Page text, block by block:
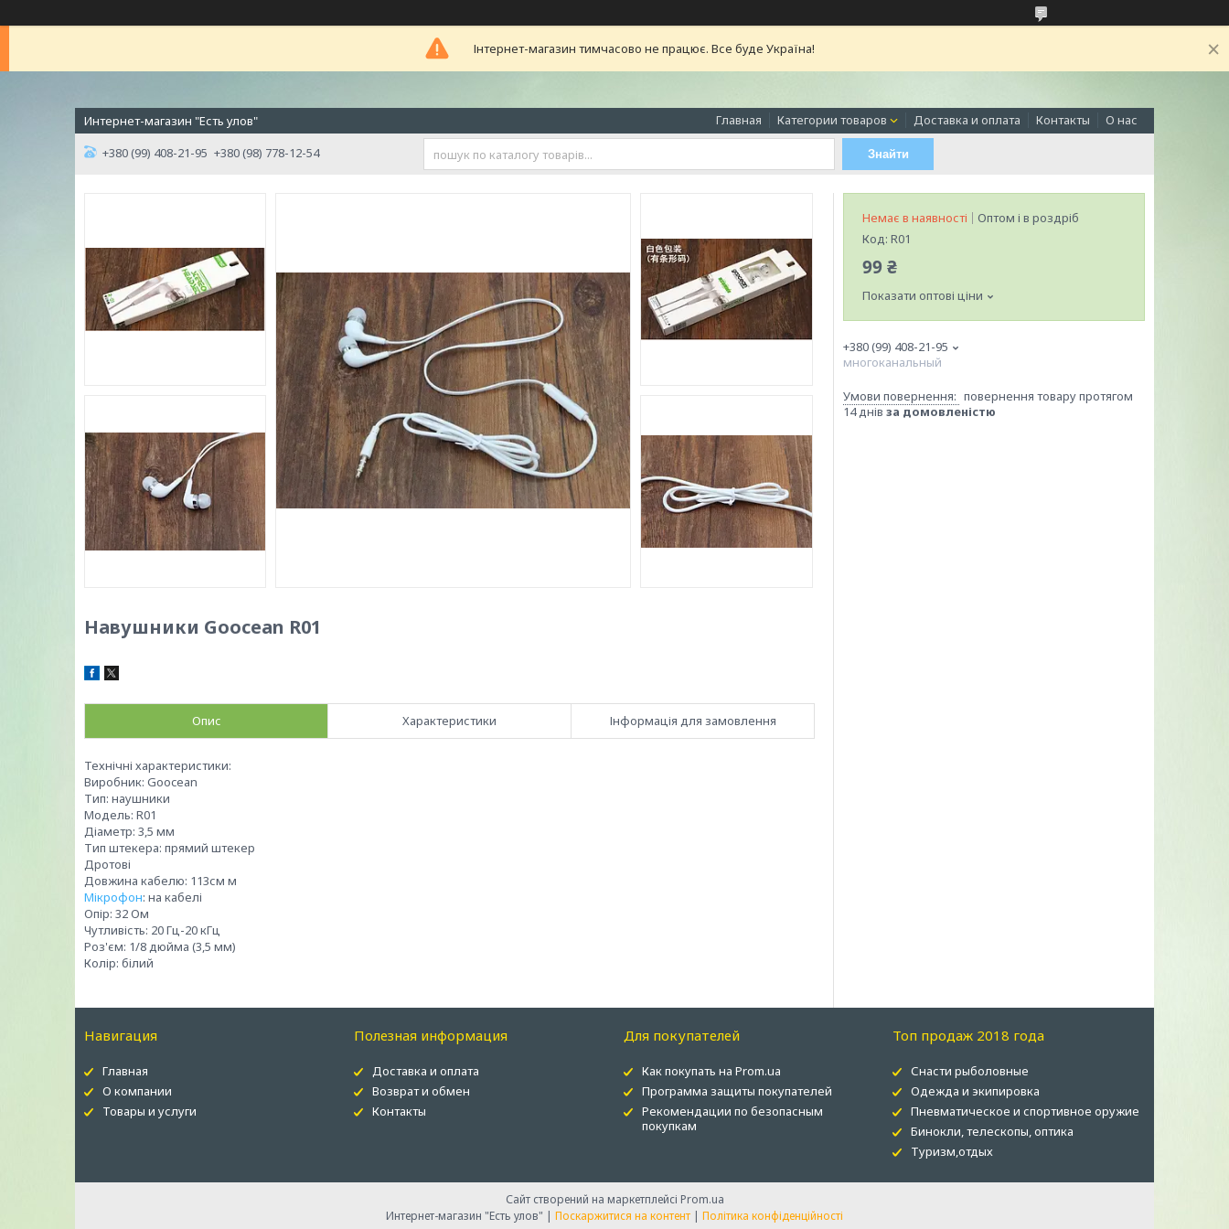
Інтернет-магазин тимчасово не працює. Все буде Україна!
Интернет-магазин "Есть улов" Главная Категории товаров Доставка и оплата Контакты О нас
+380 (99) 408-21-95 +380 (98) 778-12-54 Знайти
Навушники Goocean R01
Опис Характеристики Інформація для замовлення
Технічні характеристики:
Виробник: Goocean
Тип: наушники
Модель: R01
Діаметр: 3,5 мм
Тип штекера: прямий штекер
Дротові
Довжина кабелю: 113см м
Мікрофон: на кабелі
Опір: 32 Ом
Чутливість: 20 Гц-20 кГц
Роз'єм: 1/8 дюйма (3,5 мм)
Колір: білий
Немає в наявності
Оптом і в роздріб
Код: R01
99 ₴
Показати оптові ціни
+380 (99) 408-21-95
многоканальный
повернення товару протягом
14 днів за домовленістю
Навигация
Главная
О компании
Товары и услуги
Полезная информация
Доставка и оплата
Возврат и обмен
Контакты
Для покупателей
Как покупать на Prom.ua
Программа защиты покупателей
Рекомендации по безопасным
покупкам
Топ продаж 2018 года
Снасти рыболовные
Одежда и экипировка
Пневматическое и спортивное оружие
Бинокли, телескопы, оптика
Туризм,отдых
Сайт створений на маркетплейсі Prom.ua
Интернет-магазин "Есть улов" | Поскаржитися на контент | Політика конфіденційності